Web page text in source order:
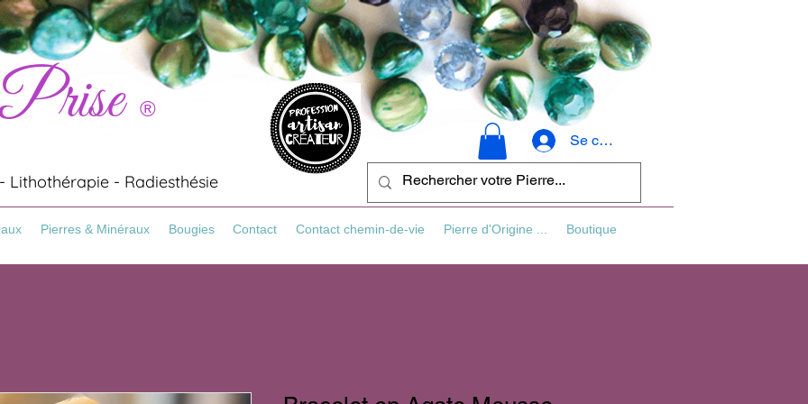
®
Se connecter
Lithothérapie - Radiesthésie
Pierres & Minéraux Bougies Contact Contact chemin-de-vie Pierre d'Origine ... Boutique